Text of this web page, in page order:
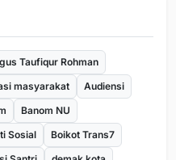
Taufiqur Rohman
masyarakat
Audiensi
Banom NU
Sosial
Boikot Trans7